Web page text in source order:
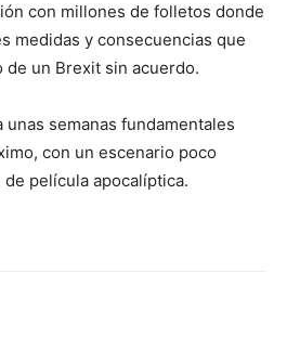
con millones de folletos donde
medidas y consecuencias que
de un Brexit sin acuerdo.
unas semanas fundamentales
con un escenario poco
película apocalíptica.